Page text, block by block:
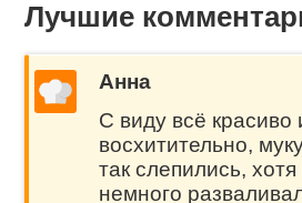
Лучшие
Анна
С виду всё красиво
восхитительно,
так слепились, хотя
немного